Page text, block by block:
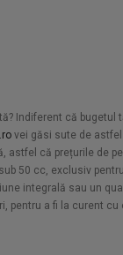
Indiferent că bugetul
vei găsi sute de
astfel că prețurile de
50 cc, exclusiv
integrală sau un
pentru a fi la curent cu